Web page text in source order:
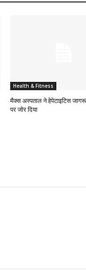
Health & Fitness
मैक्स अस्पताल ने हेपेटाइटिस
पर जोर दिया